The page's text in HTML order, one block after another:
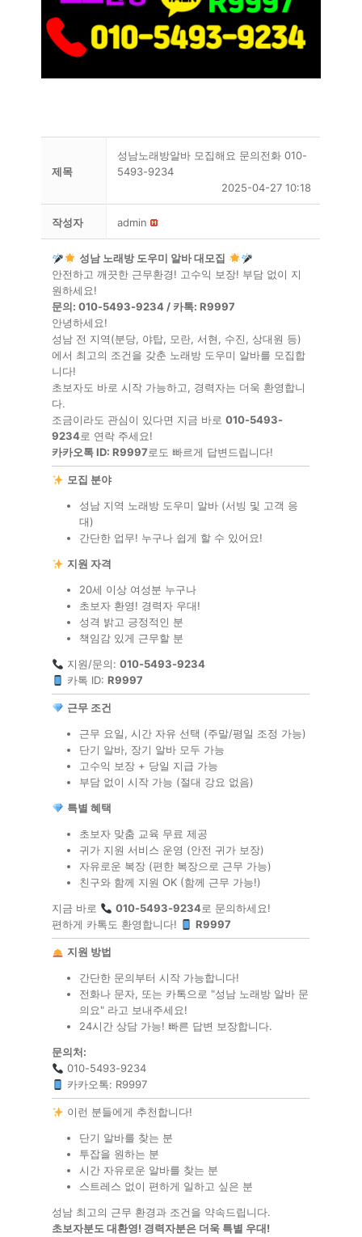
제목
성남노래방알바 모집해요 문의전화 010-
5493-9234
2025-04-27 10:18
작성자 admin
성남 노래방 도우미 알바 대모집
안전하고 깨끗한 근무환경! 고수익 보장! 부담 없이 지
원하세요!
문의: 010-5493-9234 / 카톡: R9997
안녕하세요!
성남 전 지역(분당, 야탑, 모란, 서현, 수진, 상대원 등)
에서 최고의 조건을 갖춘 노래방 도우미 알바를 모집합
니다!
초보자도 바로 시작 가능하고, 경력자는 더욱 환영합니
다.
조금이라도 관심이 있다면 지금 바로010-5493-
9234로 연락 주세요!
카카오톡 ID: R9997로도 빠르게 답변드립니다!
모집 분야
성남 지역 노래방 도우미 알바 (서빙 및 고객 응
대)
간단한 업무! 누구나 쉽게 할 수 있어요!
지원 자격
20세 이상 여성분 누구나
초보자 환영! 경력자 우대!
성격 밝고 긍정적인 분
책임감 있게 근무할 분
지원/문의:010-5493-9234
카톡 ID:R9997
근무 조건
근무 요일, 시간 자유 선택 (주말/평일 조정 가능)
단기 알바, 장기 알바 모두 가능
고수익 보장 + 당일 지급 가능
부담 없이 시작 가능 (절대 강요 없음)
특별 혜택
초보자 맞춤 교육 무료 제공
귀가 지원 서비스 운영 (안전 귀가 보장)
자유로운 복장 (편한 복장으로 근무 가능)
친구와 함께 지원 OK (함께 근무 가능!)
지금 바로
010-5493-9234로 문의하세요!
편하게 카톡도 환영합니다!
R9997
지원 방법
간단한 문의부터 시작 가능합니다!
전화나 문자, 또는 카톡으로 "성남 노래방 알바 문
의요" 라고 보내주세요!
24시간 상담 가능! 빠른 답변 보장합니다.
문의처:
010-5493-9234
카카오톡: R9997
이런 분들에게 추천합니다!
단기 알바를 찾는 분
투잡을 원하는 분
시간 자유로운 알바를 찾는 분
스트레스 없이 편하게 일하고 싶은 분
성남 최고의 근무 환경과 조건을 약속드립니다.
초보자분도 대환영! 경력자분은 더욱 특별 우대!